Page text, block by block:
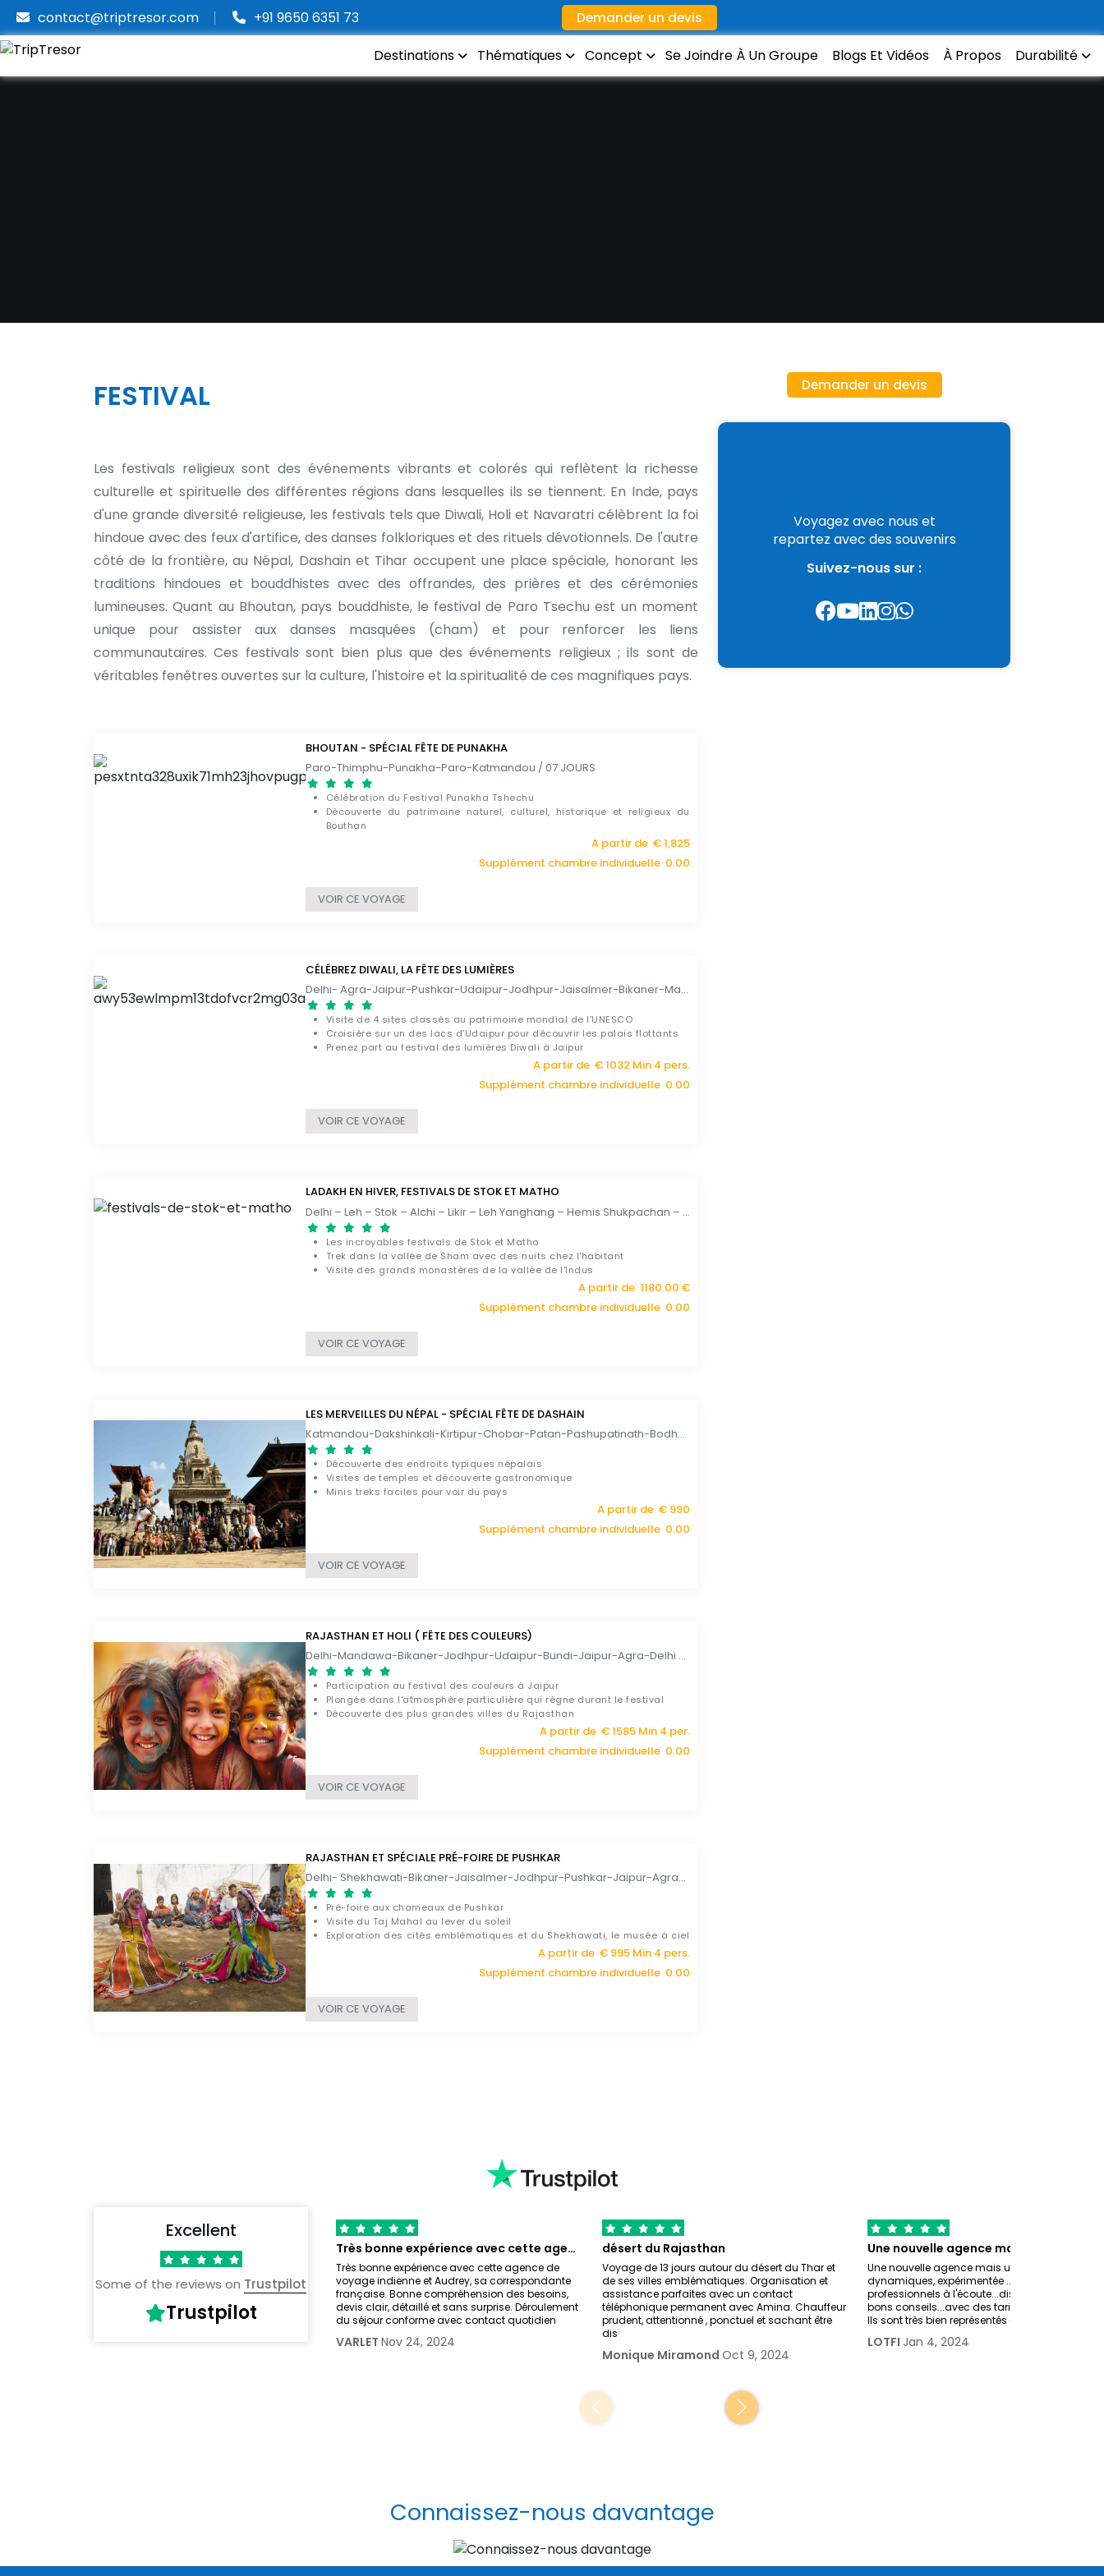
contact@triptresor.com +91 9650 6351 73 Demander un devis
Destinations Thématiques Concept Se Joindre À Un Groupe Blogs Et Vidéos À Propos Durabilité
FESTIVAL
Les festivals religieux sont des événements vibrants et colorés qui reflètent la richesse
culturelle et spirituelle des différentes régions dans lesquelles ils se tiennent. En Inde, pays
d'une grande diversité religieuse, les festivals tels que Diwali, Holi et Navaratri célèbrent la foi
hindoue avec des feux d'artifice, des danses folkloriques et des rituels dévotionnels. De l'autre
côté de la frontière, au Népal, Dashain et Tihar occupent une place spéciale, honorant les
traditions hindoues et bouddhistes avec des offrandes, des prières et des cérémonies
lumineuses. Quant au Bhoutan, pays bouddhiste, le festival de Paro Tsechu est un moment
unique pour assister aux danses masquées (cham) et pour renforcer les liens
communautaires. Ces festivals sont bien plus que des événements religieux ; ils sont de
véritables fenêtres ouvertes sur la culture, l'histoire et la spiritualité de ces magnifiques pays.
BHOUTAN - SPÉCIAL FÊTE DE PUNAKHA
Paro-Thimphu-Punakha-Paro-Katmandou / 07 JOURS
Célébration du Festival Punakha Tshechu
Découverte du patrimoine naturel, culturel, historique et religieux du
Bouthan
A partir de € 1,825
Supplément chambre individuelle 0.00
VOIR CE VOYAGE
CÉLÉBREZ DIWALI, LA FÊTE DES LUMIÈRES
Delhi- Agra-Jaipur-Pushkar-Udaipur-Jodhpur-Jaisalmer-Bikaner-Mandawa-Delhi / 14 JOURS
Visite de 4 sites classés au patrimoine mondial de l’UNESCO
Croisière sur un des lacs d’Udaipur pour découvrir les palais flottants
Prenez part au festival des lumières Diwali à Jaipur
A partir de € 1032 Min 4 pers.
Supplément chambre individuelle 0.00
VOIR CE VOYAGE
LADAKH EN HIVER, FESTIVALS DE STOK ET MATHO
Delhi – Leh – Stok – Alchi – Likir – Leh Yanghang – Hemis Shukpachan – Temisgam – Vallee de l’Indus – Leh – Delhi / 12 JOURS
Les incroyables festivals de Stok et Matho
Trek dans la vallée de Sham avec des nuits chez l'habitant
Visite des grands monastères de la vallée de l'Indus
A partir de 1180.00 €
Supplément chambre individuelle 0.00
VOIR CE VOYAGE
LES MERVEILLES DU NÉPAL - SPÉCIAL FÊTE DE DASHAIN
Katmandou-Dakshinkali-Kirtipur-Chobar-Patan-Pashupatinath-Bodhnath-Nagarkot-Nala-Bhaktapur-Chitwan-Pokhara-Sarangkot-Pokhara-Katmandou / 11 JOURS
Découverte des endroits typiques népalais
Visites de temples et découverte gastronomique
Minis treks faciles pour voir du pays
A partir de € 990
Supplément chambre individuelle 0.00
VOIR CE VOYAGE
RAJASTHAN ET HOLI ( FÊTE DES COULEURS)
Delhi-Mandawa-Bikaner-Jodhpur-Udaipur-Bundi-Jaipur-Agra-Delhi / 12 -13 JOURS
Participation au festival des couleurs à Jaipur
Plongée dans l'atmosphère particulière qui règne durant le festival
Découverte des plus grandes villes du Rajasthan
A partir de € 1585 Min 4 per.
Supplément chambre individuelle 0.00
VOIR CE VOYAGE
RAJASTHAN ET SPÉCIALE PRÉ-FOIRE DE PUSHKAR
Delhi- Shekhawati-Bikaner-Jaisalmer-Jodhpur-Pushkar-Jaipur-Agra-Delhi / 11 JOURS
Pré-foire aux chameaux de Pushkar
Visite du Taj Mahal au lever du soleil
Exploration des cités emblématiques et du Shekhawati, le musée à ciel
A partir de € 995 Min 4 pers.
Supplément chambre individuelle 0.00
VOIR CE VOYAGE
Demander un devis
Voyagez avec nous et
repartez avec des souvenirs
Suivez-nous sur :
Excellent
Some of the reviews on Trustpilot
Trustpilot
Très bonne expérience avec cette agence…
Très bonne expérience avec cette agence de
voyage indienne et Audrey, sa correspondante
française. Bonne compréhension des besoins,
devis clair, détaillé et sans surprise. Déroulement
du séjour conforme avec contact quotidien
VARLET Nov 24, 2024
désert du Rajasthan
Voyage de 13 jours autour du désert du Thar et
de ses villes emblématiques. Organisation et
assistance parfaites avec un contact
téléphonique permanent avec Amina. Chauffeur
prudent, attentionné , ponctuel et sachant être
dis
Monique Miramond Oct 9, 2024
Une nouvelle agence mais une équipe…
Une nouvelle agence mais une équipe
dynamiques, expérimentée ...très aguerrie... Des
professionnels à l'écoute...disponibles, de très
bons conseils...avec des tarifs très
Ils sont très bien représentés en Eur
LOTFI Jan 4, 2024
Connaissez-nous davantage